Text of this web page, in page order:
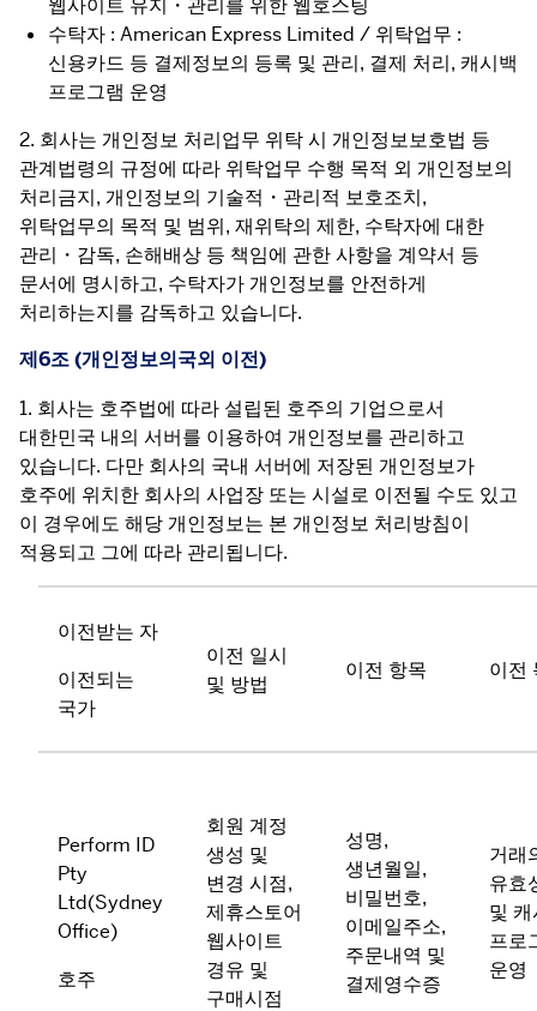
웹사이트 유지・관리를 위한 웹호스팅
수탁자 : American Express Limited / 위탁업무 :
신용카드 등 결제정보의 등록 및 관리, 결제 처리, 캐시백
프로그램 운영
2. 회사는 개인정보 처리업무 위탁 시 개인정보보호법 등
관계법령의 규정에 따라 위탁업무 수행 목적 외 개인정보의
처리금지, 개인정보의 기술적・관리적 보호조치,
위탁업무의 목적 및 범위, 재위탁의 제한, 수탁자에 대한
관리・감독, 손해배상 등 책임에 관한 사항을 계약서 등
문서에 명시하고, 수탁자가 개인정보를 안전하게
처리하는지를 감독하고 있습니다.
제6조 (개인정보의국외 이전)
1. 회사는 호주법에 따라 설립된 호주의 기업으로서
대한민국 내의 서버를 이용하여 개인정보를 관리하고
있습니다. 다만 회사의 국내 서버에 저장된 개인정보가
호주에 위치한 회사의 사업장 또는 시설로 이전될 수도 있고
이 경우에도 해당 개인정보는 본 개인정보 처리방침이
적용되고 그에 따라 관리됩니다.
이전받는 자
이전되는
국가
이전 일시
및 방법
이전 항목 이전
Perform ID
Pty
Ltd(Sydney
Office)
호주
회원 계정
생성 및
변경 시점,
제휴스토어
웹사이트
경유 및
구매시점
성명,
생년월일,
비밀번호,
이메일주소,
주문내역 및
결제영수증
거래
유효
및
프로
운영